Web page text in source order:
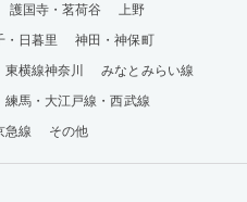
護国寺・茗荷谷
上野
・日暮里
神田・神保町
東横線神奈川
みなとみらい線
練馬・大江戸線・西武線
急線 その他